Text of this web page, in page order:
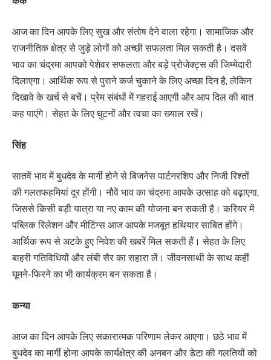
आज का दिन आपके लिए सुख और संतोष देने वाला रहेगा। सामाजिक और
राजनीतिक क्षेत्र से जुड़े लोगों को अच्छी सफलता मिल सकती है। दसवें
भाव का चंद्रमा आपको पेशेवर सफलता और बड़े प्रोजेक्ट्स की जिम्मेदारी
दिलाएगा। आर्थिक रूप से पुराने कर्ज चुकाने के लिए अच्छा दिन है, लेकिन
दिखावे के खर्च से बचें। प्रेम संबंधों में गहराई आएगी और आप दिल की बात
कह पाएंगे। सेहत के लिए घुटनों और त्वचा का ख्याल रखें।
सिंह
सातवें भाव में बुधदेव के मार्गी होने से बिजनेस पार्टनरशिप और निजी रिश्तों
की गलतफहमियां दूर होंगी। नौवें भाव का चंद्रमा आपके उत्साह को बढ़ाएगा,
जिससे किसी बड़ी यात्रा या नए काम की योजना बन सकती है। करियर में
पब्लिक रिलेशन और मीटिंग्स आज आपके मजबूत हथियार साबित होंगे।
आर्थिक रूप से अटके हुए निवेश की खबरें मिल सकती हैं। सेहत के लिए
बाहरी गतिविधियों और लंबी सैर का सहारा लें। जीवनसाथी के साथ कहीं
घूमने-फिरने का भी कार्यक्रम बन सकता है।
कन्या
आज का दिन आपके लिए सकारात्मक परिणाम लेकर आएगा। छठे भाव में
बुधदेव का मार्गी होना आपके कार्यक्षेत्र की अनबन और डेटा की गलतियों को